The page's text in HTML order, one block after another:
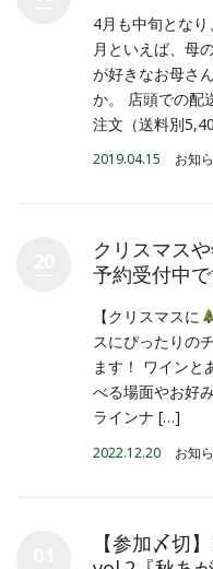
4月も中旬とな
月といえば、母
が好きなお母さ
か。 店頭での配
注文（送料別
2019.04.15 お知
クリスマス
予約受付中で
【クリスマスに
スにぴったりの
ます！ ワインと
べる場面やお好
ラインナ […]
2022.12.20 お知
【参加〆切